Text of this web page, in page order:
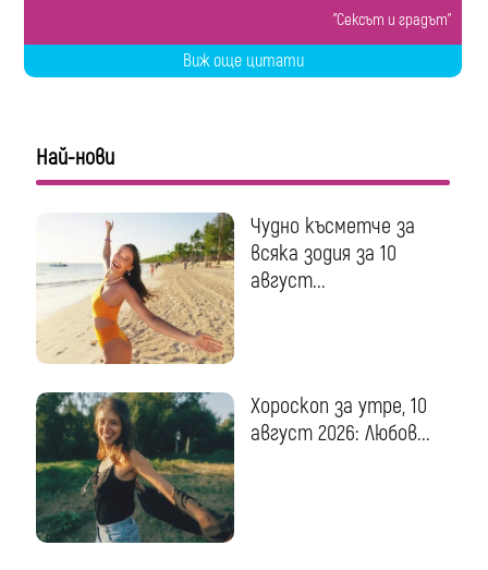
"Сексът и градът"
Виж още цитати
Най-нови
Чудно късметче за
всяка зодия за 10
август...
Хороскоп за утре, 10
август 2026: Любов...